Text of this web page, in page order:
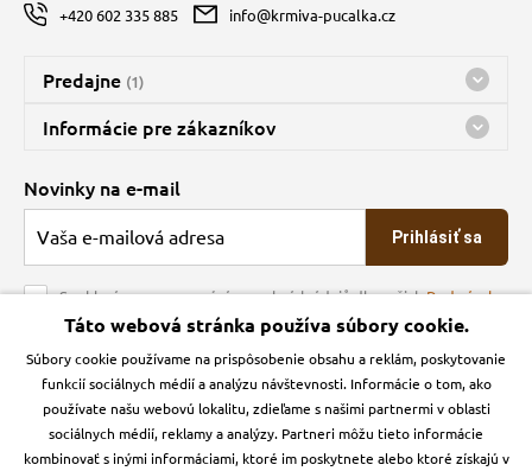
+420 602 335 885 info@krmiva-pucalka.cz
Predajne (1)
Predajňa a sklad Kbely
Bohužiaľ, momentálne máme zatvorené
Informácie pre zákazníkov
O spoločnosti
Veľkoobchod
Obchodné podmienky
Kontakt
Podmienky ochrany osobných údajov
Zásady používanie cookies a Google Analytics
Novinky na e-mail
Prihlásiť sa
Souhlasím se zpracováním osobních údajů dle našichPodmínek
ochrany osobních údajů
Krmiva Pučálka na sociálnych sieťach
Instagran Facebook
Táto webová stránka používa súbory cookie.
Súbory cookie používame na prispôsobenie obsahu a reklám, poskytovanie
funkcií sociálnych médií a analýzu návštevnosti. Informácie o tom, ako
používate našu webovú lokalitu, zdieľame s našimi partnermi v oblasti
sociálnych médií, reklamy a analýzy. Partneri môžu tieto informácie
kombinovať s inými informáciami, ktoré im poskytnete alebo ktoré získajú v